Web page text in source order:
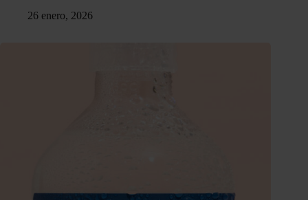
26 enero, 2026